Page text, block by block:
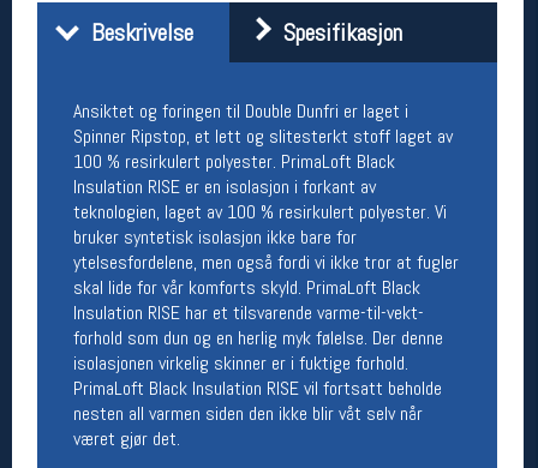
Beskrivelse Spesifikasjon
Ansiktet og foringen til Double Dunfri er laget i
Spinner Ripstop, et lett og slitesterkt stoff laget av
100 % resirkulert polyester. PrimaLoft Black
Insulation RISE er en isolasjon i forkant av
teknologien, laget av 100 % resirkulert polyester. Vi
bruker syntetisk isolasjon ikke bare for
ytelsesfordelene, men også fordi vi ikke tror at fugler
skal lide for vår komforts skyld. PrimaLoft Black
Insulation RISE har et tilsvarende varme-til-vekt-
forhold som dun og en herlig myk følelse. Der denne
isolasjonen virkelig skinner er i fuktige forhold.
PrimaLoft Black Insulation RISE vil fortsatt beholde
nesten all varmen siden den ikke blir våt selv når
været gjør det.
Vis i kart
Åpningstider butikk
Man-Fredag:
11-18
Lørdag:
11-16
Team Oslo Sportslager
Magasinet
Medlemstilbud og aktiviteter
MELD DEG INN GRATIS